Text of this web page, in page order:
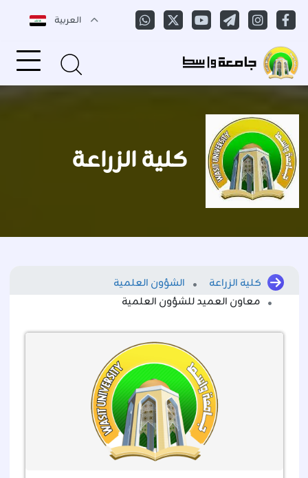
العربية
كلية الزراعة
كلية الزراعة
الشؤون العلمية
معاون العميد للشؤون العلمية